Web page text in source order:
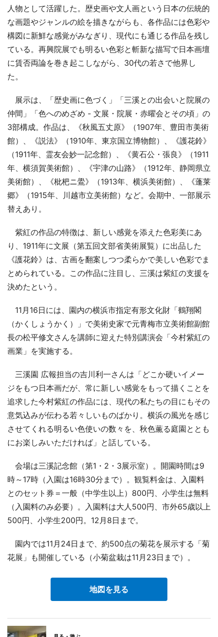
人物として活躍した。歴史画や文人画という日本の伝統的
な画題やジャンルの絵を描きながらも、各作品には色彩や
構図に新鮮な感覚がみなぎり、現代にも通じる作品を残し
ている。再興院展でも明るい色彩と斬新な描写で日本画壇
に賃否両論を巻き起こしながら、30代の若さで他界し
た。
展示は、「歴史画に色づく」「三溪との出会いと院展の
仲間」「色へのめざめ - 文展・院展・赤曜会とその頃」の
3部構成。作品は、《秋風五丈原》（1907年、豊田市美術
館）、《説法》（1910年、東京国立博物館）、《護花鈴》
（1911年、霊友会妙一記念館）、《黄石公・張良》（1911
年、横須賀美術館）、《宇津の山路》（1912年、静岡県立
美術館）、《枇杷ニ鷽》（1913年、横浜美術館）、《蓬莱
郷》（1915年、川越市立美術館）など。会期中、一部展示
替えあり。
紫紅の作品の特徴は、新しい感覚を添えた色彩美にあ
り、1911年に文展（第五回文部省美術展覧）に出品した
《護花鈴》は、古画を翻案しつつ柔らかで美しい色彩でま
とめられている。この作品に注目し、三溪は紫紅の支援を
決めたという。
11月16日には、園内の横浜市指定有形文化財「鶴翔閣
（かくしょうかく）」で美術史家で元青梅市立美術館副館
長の松平修文さんを講師に迎えた特別講演会「今村紫紅の
画業」を実施する。
三溪園 広報担当の吉川利一さんは「どこか硬いイメー
ジをもつ日本画だが、常に新しい感覚をもって描くことを
追求した今村紫紅の作品には、現代の私たちの目にもその
意気込みが伝わる若々しいものばかり。横浜の風光を感じ
させてくれる明るい色使いの数々を、秋色薫る庭園ととも
にお楽しみいただければ」と話している。
会場は三溪記念館（第1・2・3展示室）。開園時間は9
時～17時（入園は16時30分まで）。観覧料金は、入園料
とのセット券＝一般（中学生以上）800円、小学生は無料
（入園料のみ必要）。入園料は大人500円、市外65歳以上
500円、小学生200円。12月8日まで。
園内では11月24日まで、約500点の菊花を展示する「菊
花展」も開催している（小菊盆栽は11月23日まで）。
地図を見る